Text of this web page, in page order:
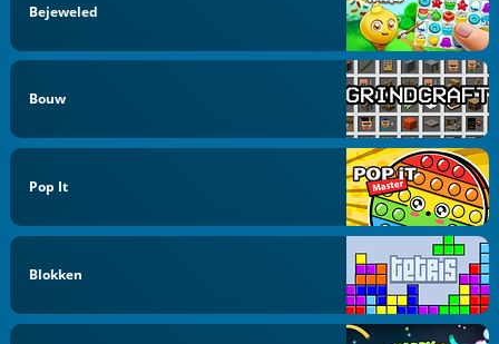
Bejeweled
Bouw
Pop It
Blokken